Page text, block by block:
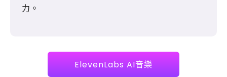
力。
ElevenLabs AI音樂